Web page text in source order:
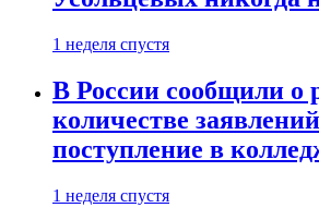
1 неделя спустя
В России сообщили о
количестве
поступление в
1 неделя спустя